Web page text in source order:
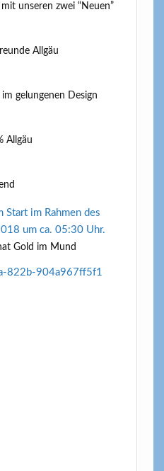
unseren zwei “Neuen”
Allgäu
gelungenen Design
Allgäu
Gold im Mund